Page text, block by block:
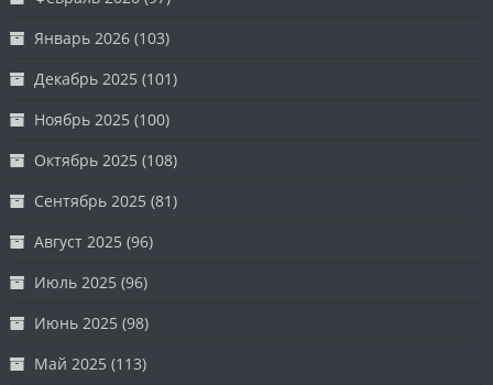
Январь 2026 (103)
Декабрь 2025 (101)
Ноябрь 2025 (100)
Октябрь 2025 (108)
Сентябрь 2025 (81)
Август 2025 (96)
Июль 2025 (96)
Июнь 2025 (98)
Май 2025 (113)